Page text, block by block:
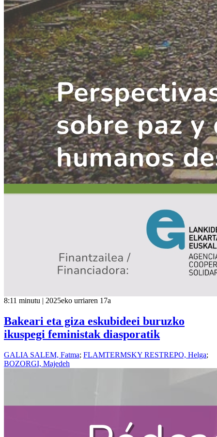
8:11 minutu | 2025eko urriaren 17a
Bakeari eta giza eskubideei buruzko
ikuspegi feministak diasporatik
GALIA SALEM, Fatma; FLAMTERMSKY RESTREPO, Helga;
BOZORGI, Majedeh